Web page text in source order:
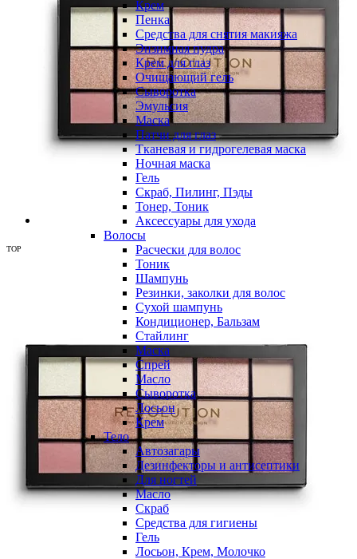
Крем
Пенка
Средства для снятия макияжа
Энзимная пудра
Крем для глаз
Очищающий гель
Сыворотка
Эмульсия
Маска
Патчи для глаз
Тканевая и гидрогелевая маска
Ночная маска
Гель
Скраб, Пилинг, Пэды
Тонер, Тоник
Аксессуары для ухода
Волосы
Расчески для волос
Тоник
Шампунь
Резинки, заколки для волос
Сухой шампунь
Кондиционер, Бальзам
Стайлинг
Маска
Спрей
Масло
Сыворотка
Лосьон
Крем
Тело
Автозагары
Дезинфекторы и антисептики
Для ногтей
Масло
Скраб
Средства для гигиены
Гель
Лосьон, Крем, Молочко
TOP